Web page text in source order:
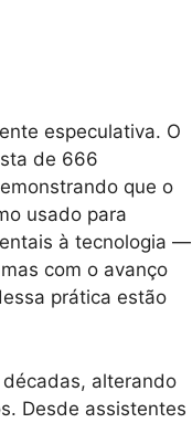
especulativa. O
de 666
que o
usado para
à tecnologia —
com o avanço
prática estão
alterando
Desde assistentes